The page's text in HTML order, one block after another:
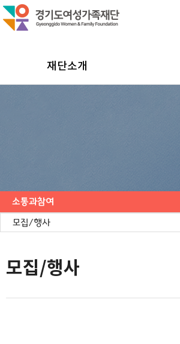
재단소개
소통과참여
공지사항
채용공고
모집/행사
모집/행사